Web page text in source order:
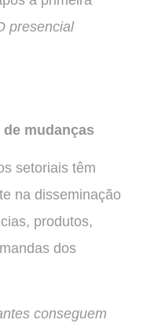
presencial
mudanças
setoriais têm
na disseminação
produtos,
dos
conseguem